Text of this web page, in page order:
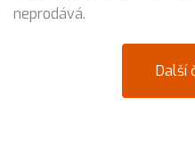
neprodává.
Další